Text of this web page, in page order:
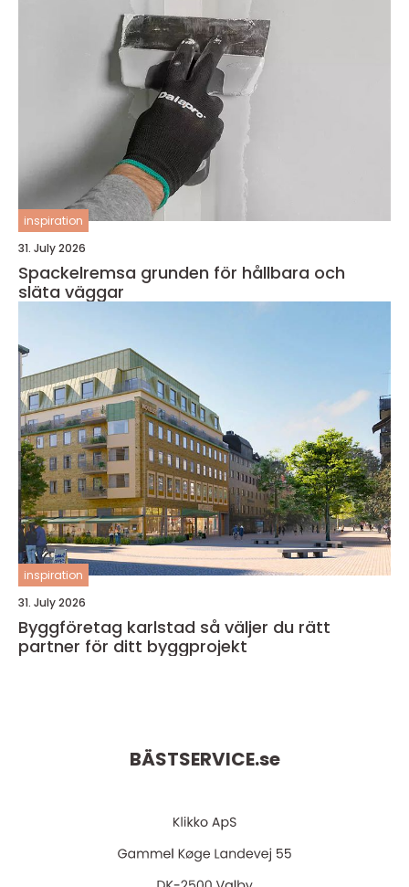
inspiration
31. July 2026
Spackelremsa grunden för hållbara och
släta väggar
inspiration
31. July 2026
Byggföretag karlstad så väljer du rätt
partner för ditt byggprojekt
BÄSTSERVICE.se